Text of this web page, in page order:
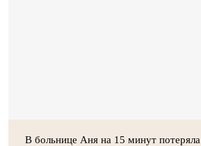
В больнице Аня на 15 минут потеряла